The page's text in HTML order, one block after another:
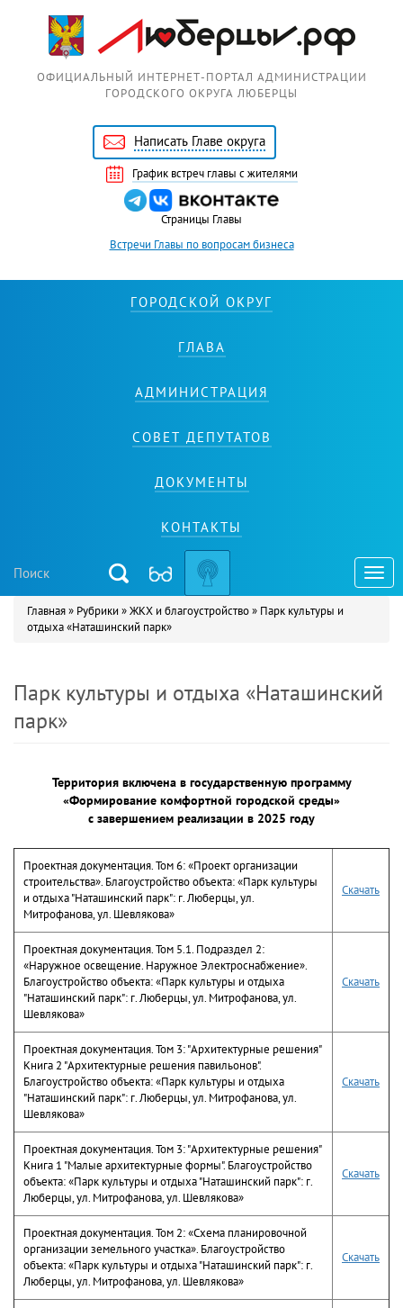
ОФИЦИАЛЬНЫЙ ИНТЕРНЕТ-ПОРТАЛ АДМИНИСТРАЦИИ
ГОРОДСКОГО ОКРУГА ЛЮБЕРЦЫ
Написать Главе округа
График встреч главы с жителями
Страницы Главы
Встречи Главы по вопросам бизнеса
ГОРОДСКОЙ ОКРУГ
ГЛАВА
АДМИНИСТРАЦИЯ
СОВЕТ ДЕПУТАТОВ
ДОКУМЕНТЫ
КОНТАКТЫ
Вы здесь
Главная» Рубрики »ЖКХ и благоустройство» Парк культуры и
отдыха «Наташинский парк»
Парк культуры и отдыха «Наташинский
парк»
Территория включена в государственную программу
«Формирование комфортной городской среды»
с завершением реализации в 2025 году
Проектная документация. Том 6: «Проект организации
строительства». Благоустройство объекта: «Парк культуры
и отдыха "Наташинский парк": г. Люберцы, ул.
Митрофанова, ул. Шевлякова»
Скачать
Проектная документация. Том 5.1. Подраздел 2:
«Наружное освещение. Наружное Электроснабжение».
Благоустройство объекта: «Парк культуры и отдыха
"Наташинский парк": г. Люберцы, ул. Митрофанова, ул.
Шевлякова»
Скачать
Проектная документация. Том 3: "Архитектурные решения"
Книга 2 "Архитектурные решения павильонов".
Благоустройство объекта: «Парк культуры и отдыха
"Наташинский парк": г. Люберцы, ул. Митрофанова, ул.
Шевлякова»
Скачать
Проектная документация. Том 3: "Архитектурные решения"
Книга 1 "Малые архитектурные формы". Благоустройство
объекта: «Парк культуры и отдыха "Наташинский парк": г.
Люберцы, ул. Митрофанова, ул. Шевлякова»
Скачать
Проектная документация. Том 2: «Схема планировочной
организации земельного участка». Благоустройство
объекта: «Парк культуры и отдыха "Наташинский парк": г.
Люберцы, ул. Митрофанова, ул. Шевлякова»
Скачать